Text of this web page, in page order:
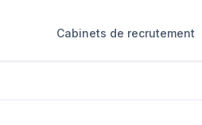
Cabinets de recrutement